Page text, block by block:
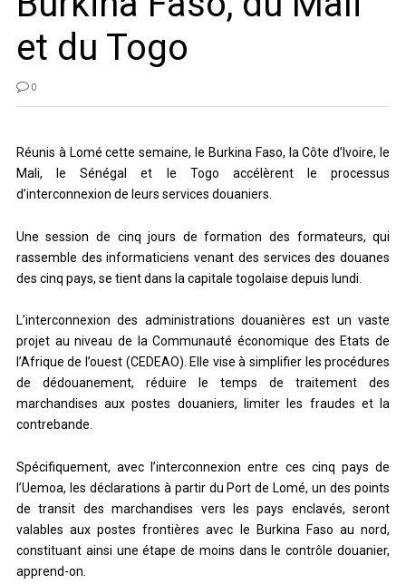
et du Togo
0
Réunis à Lomé cette semaine, le Burkina Faso, la Côte d’Ivoire, le
Mali, le Sénégal et le Togo accélèrent le processus
d’interconnexion de leurs services douaniers.
Une session de cinq jours de formation des formateurs, qui
rassemble des informaticiens venant des services des douanes
des cinq pays, se tient dans la capitale togolaise depuis lundi.
L’interconnexion des administrations douanières est un vaste
projet au niveau de la Communauté économique des Etats de
l’Afrique de l’ouest (CEDEAO). Elle vise à simplifier les procédures
de dédouanement, réduire le temps de traitement des
marchandises aux postes douaniers, limiter les fraudes et la
contrebande.
Spécifiquement, avec l’interconnexion entre ces cinq pays de
l’Uemoa, les déclarations à partir du Port de Lomé, un des points
de transit des marchandises vers les pays enclavés, seront
valables aux postes frontières avec le Burkina Faso au nord,
constituant ainsi une étape de moins dans le contrôle douanier,
apprend-on.